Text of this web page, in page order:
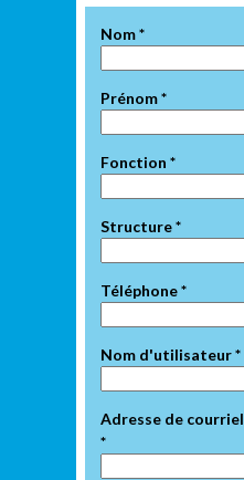
Nom*
Prénom*
Fonction *
Structure*
Téléphone*
Nom d'utilisateur*
Adresse de courriel
*